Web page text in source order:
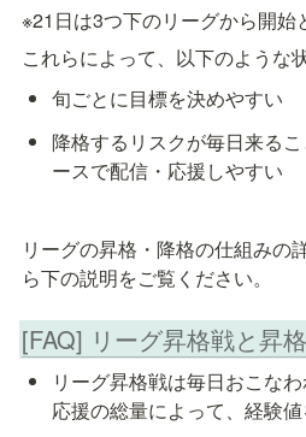
これらによって、以下のような
旬ごとに目標を決めやすい
降格するリスクが毎日来る
ースで配信・応援しやすい
リーグの昇格・降格の仕組みの
ら下の説明をご覧ください。
リーグ昇格戦は毎日おこな
応援の総量によって、経験値